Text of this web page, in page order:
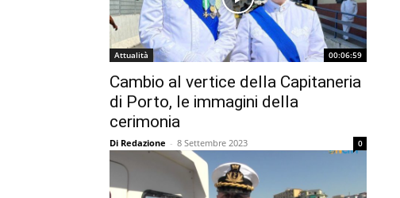
Attualità 00:06:59
Cambio al vertice della Capitaneria
di Porto, le immagini della
cerimonia
Di Redazione - 8 Settembre 2023 0